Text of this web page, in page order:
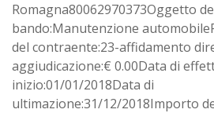
Romagna80062970373Oggetto
bando:Manutenzione
del contraente:23-affidamento
aggiudicazione:€ 0.00Data di
inizio:01/01/2018Data di
ultimazione:31/12/2018Importo